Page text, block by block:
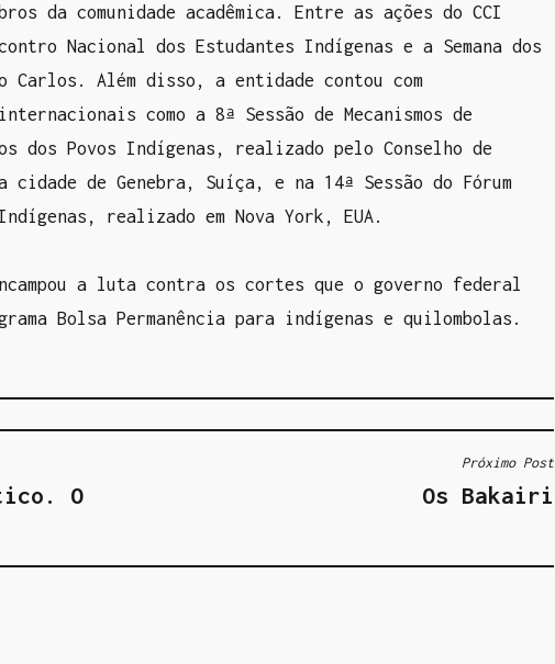
da comunidade acadêmica. Entre as ações do CCI
Nacional dos Estudantes Indígenas e a Semana dos
Carlos. Além disso, a entidade contou com
como a 8ª Sessão de Mecanismos de
dos Povos Indígenas, realizado pelo Conselho de
cidade de Genebra, Suíça, e na 14ª Sessão do Fórum
realizado em Nova York, EUA.
a luta contra os cortes que o governo federal
Bolsa Permanência para indígenas e quilombolas.
O
Próximo Post
Os Bakairi